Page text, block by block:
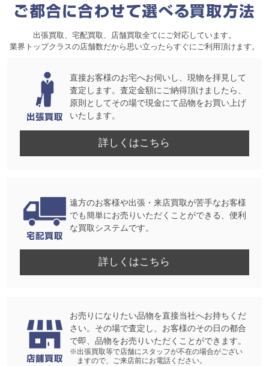
出張買取、宅配買取、店舗買取全てにご対応しています。
業界トップクラスの店舗数だから思い立ったらすぐにご利用頂けます。
直接お客様のお宅へお伺いし、現物を拝見して
査定します。査定金額にご納得頂けましたら、
原則としてその場で現金にて品物をお買い上げ
いたします。
詳しくはこちら
遠方のお客様や出張・来店買取が苦手なお客様
でも簡単にお売りいただくことができる、便利
な買取システムです。
詳しくはこちら
お売りになりたい品物を直接当社へお持ちくだ
さい。その場で査定し、お客様のその日の都合
で即、品物をお売りいただくことができます。
※出張買取等で店舗にスタッフが不在の場合がござい
ますので、ご来店前にお電話ください。